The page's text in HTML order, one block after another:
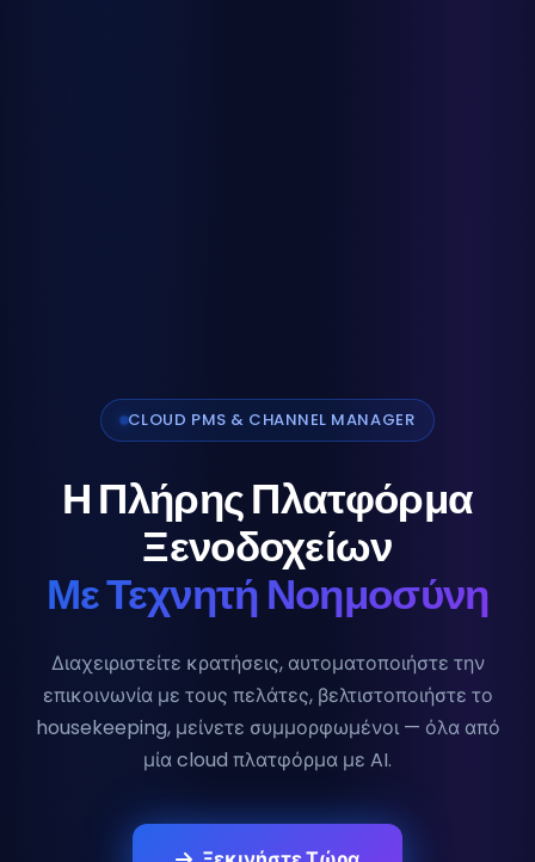
CLOUD PMS & CHANNEL MANAGER
Η Πλήρης Πλατφόρμα
Ξενοδοχείων
Με Τεχνητή Νοημοσύνη
Διαχειριστείτε κρατήσεις, αυτοματοποιήστε την
επικοινωνία με τους πελάτες, βελτιστοποιήστε το
housekeeping, μείνετε συμμορφωμένοι — όλα από
μία cloud πλατφόρμα με AI.